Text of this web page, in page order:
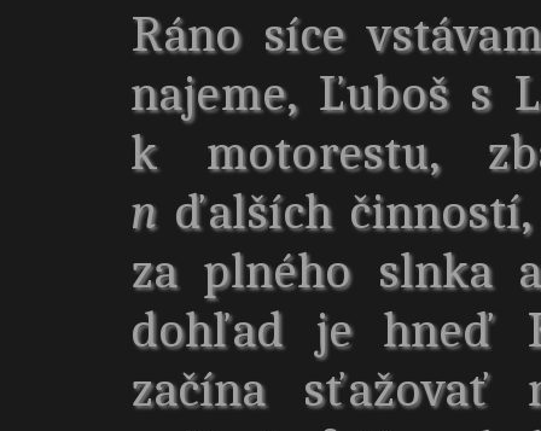
Ráno síce
najeme, Ľuboš s
k motorestu,
n ďalších
za plného slnka
dohľad je hneď
začína